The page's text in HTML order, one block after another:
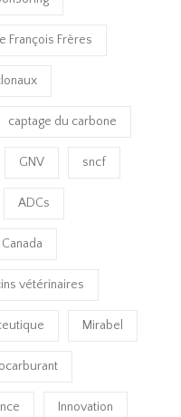
François Frères
captage du carbone
GNV sncf
ADCs
Canada
vétérinaires
Mirabel
Innovation